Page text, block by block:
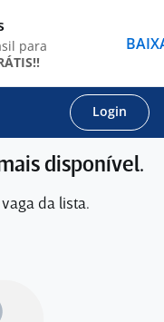
Login
disponível.
vaga da lista.
para